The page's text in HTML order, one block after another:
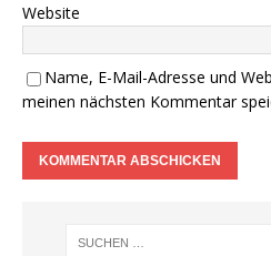
Website
Name, E-Mail-Adresse und
meinen nächsten Kommentar